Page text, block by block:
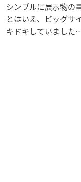
シンプルに展示物の
とはいえ、ビッグサ
キドキしていました…